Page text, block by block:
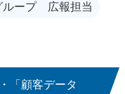
ループ 広報担当
「顧客データ